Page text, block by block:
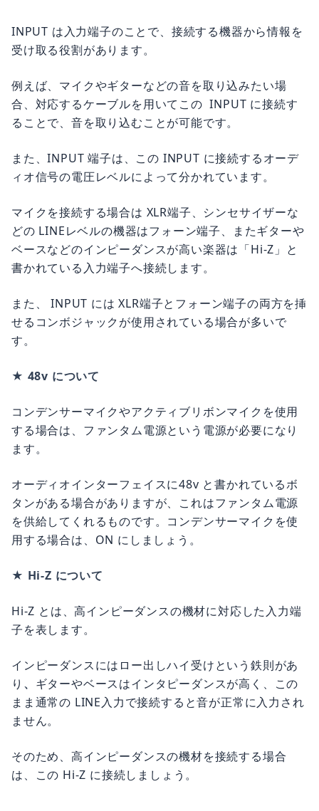
INPUT は入力端子のことで、接続する機器から情報を
受け取る役割があります。
例えば、マイクやギターなどの音を取り込みたい場
合、対応するケーブルを用いてこの INPUT に接続す
ることで、音を取り込むことが可能です。
また、INPUT 端子は、この INPUT に接続するオーデ
ィオ信号の電圧レベルによって分かれています。
マイクを接続する場合は XLR端子、シンセサイザーな
どの LINEレベルの機器はフォーン端子、またギターや
ベースなどのインピーダンスが高い楽器は「Hi-Z」と
書かれている入力端子へ接続します。
また、 INPUT には XLR端子とフォーン端子の両方を挿
せるコンボジャックが使用されている場合が多いで
す。
★ 48v について
コンデンサーマイクやアクティブリボンマイクを使用
する場合は、ファンタム電源という電源が必要になり
ます。
オーディオインターフェイスに48v と書かれているボ
タンがある場合がありますが、これはファンタム電源
を供給してくれるものです。コンデンサーマイクを使
用する場合は、ON にしましょう。
★ Hi-Z について
Hi-Z とは、高インピーダンスの機材に対応した入力端
子を表します。
インピーダンスにはロー出しハイ受けという鉄則があ
り 、 ギターやベースはインタピーダンスが高く、この
まま通常の LINE入力で接続すると音が正常に入力され
ません。
そのため、高インピーダンスの機材を接続する場合
は、この Hi-Z に接続しましょう。